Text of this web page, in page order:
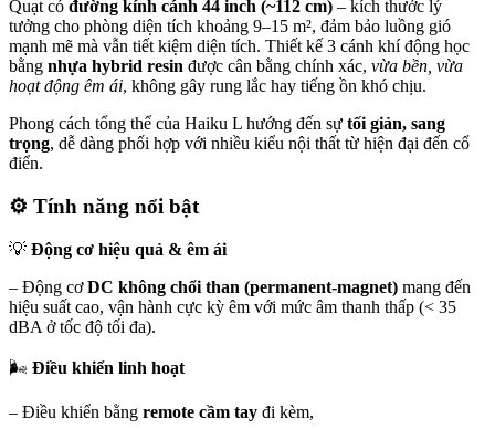
Quạt có đường kính cánh 44 inch (~112 cm) – kích thước lý
tưởng cho phòng diện tích khoảng 9–15 m², đảm bảo luồng gió
mạnh mẽ mà vẫn tiết kiệm diện tích. Thiết kế 3 cánh khí động học
bằng nhựa hybrid resin được cân bằng chính xác, vừa bền, vừa
hoạt động êm ái, không gây rung lắc hay tiếng ồn khó chịu.
Phong cách tổng thể của Haiku L hướng đến sự tối giản, sang
trọng, dễ dàng phối hợp với nhiều kiểu nội thất từ hiện đại đến cổ
điển.
⚙️ Tính năng nổi bật
💡 Động cơ hiệu quả & êm ái
– Động cơDC không chổi than (permanent-magnet) mang đến
hiệu suất cao, vận hành cực kỳ êm với mức âm thanh thấp (< 35
dBA ở tốc độ tối đa).
🌬️ Điều khiển linh hoạt
– Điều khiển bằng remote cầm tay đi kèm,